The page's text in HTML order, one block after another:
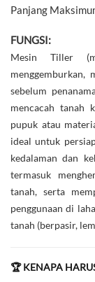
Panjang
FUNGSI:
Mesin Tiller
menggemburkan,
sebelum
mencacah tanah
pupuk atau
ideal untuk
kedalaman dan
termasuk
tanah, serta
penggunaan di
tanah (berpasir,
🏆 KENAPA